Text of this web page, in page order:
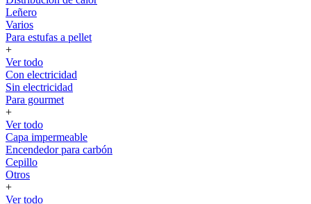
Leñero
Varios
Para estufas a pellet
+
Ver todo
Con electricidad
Sin electricidad
Para gourmet
+
Ver todo
Capa impermeable
Encendedor para carbón
Cepillo
Otros
+
Ver todo